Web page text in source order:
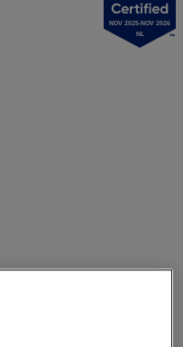
NOV 2025-NOV 2026
NL